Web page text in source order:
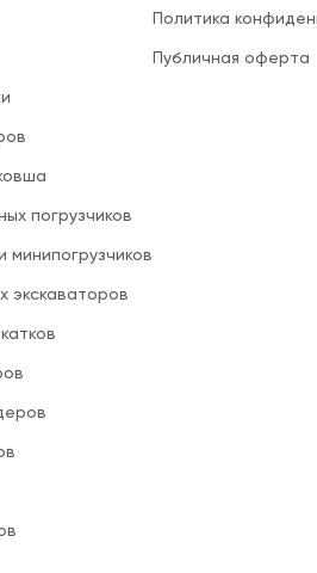
погрузчиков
минипогрузчиков
экскаваторов
Политика
Публичная оферта